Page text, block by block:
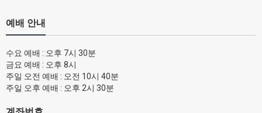
예배 안내
수요 예배 : 오후 7시 30분
금요 예배 : 오후 8시
주일 오전 예배 : 오전 10시 40분
주일 오후 예배 : 오후 2시 30분